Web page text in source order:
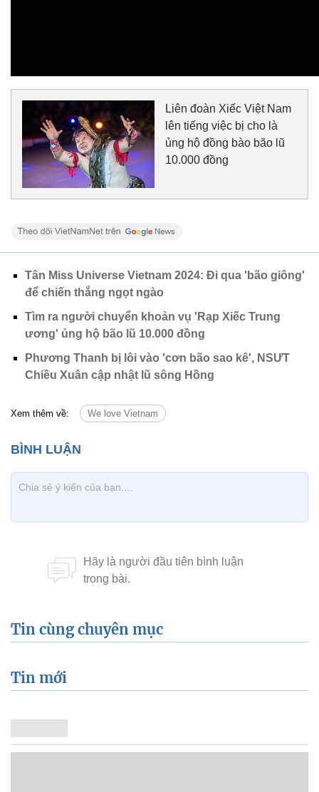
Liên đoàn Xiếc Việt Nam
lên tiếng việc bị cho là
ủng hộ đồng bào bão lũ
10.000 đồng
Tân Miss Universe Vietnam 2024: Đi qua 'bão giông'
để chiến thắng ngọt ngào
Tìm ra người chuyển khoản vụ 'Rạp Xiếc Trung
ương' ủng hộ bão lũ 10.000 đồng
Phương Thanh bị lôi vào 'cơn bão sao kê', NSƯT
Chiều Xuân cập nhật lũ sông Hồng
Xem thêm về: We love Vietnam
Tin cùng chuyên mục
Tin mới